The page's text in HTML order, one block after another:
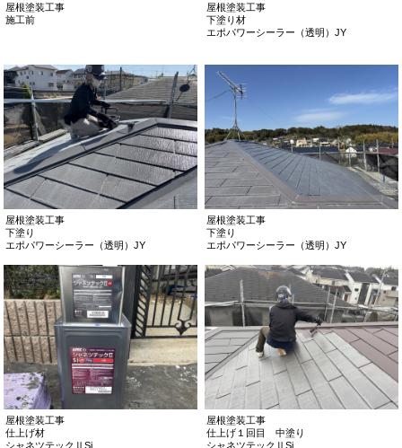
屋根塗装工事
施工前
屋根塗装工事
下塗り材
エポパワーシーラー（透明）JY
屋根塗装工事
下塗り
エポパワーシーラー（透明）JY
屋根塗装工事
下塗り
エポパワーシーラー（透明）JY
屋根塗装工事
仕上げ材
シャネツテックⅡSi
屋根塗装工事
仕上げ１回目 中塗り
シャネツテックⅡSi